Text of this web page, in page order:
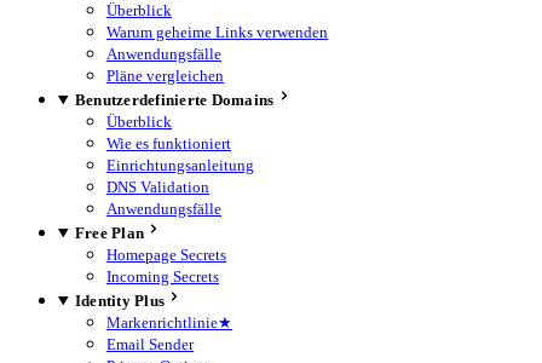
Überblick
Warum geheime Links verwenden
Anwendungsfälle
Pläne vergleichen
Benutzerdefinierte Domains
Überblick
Wie es funktioniert
Einrichtungsanleitung
DNS Validation
Anwendungsfälle
Free Plan
Homepage Secrets
Incoming Secrets
Identity Plus
Markenrichtlinie★
Email Sender